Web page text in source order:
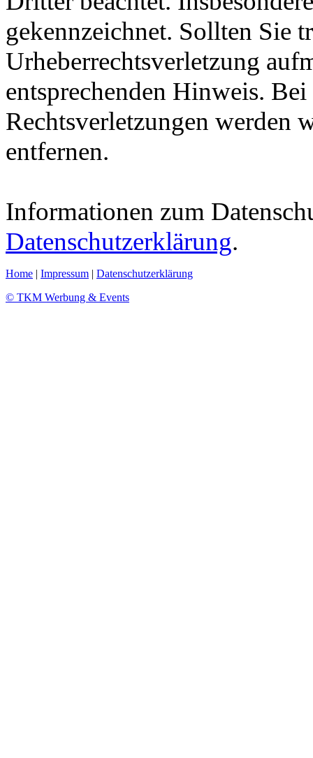
gekennzeichnet. Sollten Sie
Urheberrechtsverletzung
entsprechenden Hinweis.
Rechtsverletzungen werden
entfernen.
Informationen zum
Datenschutzerklärung.
Home | Impressum | Datenschutzerklärung
© TKM Werbung & Events